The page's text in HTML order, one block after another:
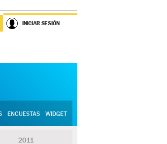
INICIAR SESIÓN
ENCUESTAS WIDGET
2011